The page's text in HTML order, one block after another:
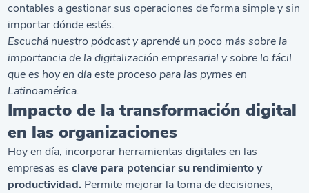
contables a gestionar sus operaciones de forma simple y sin
importar dónde estés.
Escuchá nuestropódcasty aprendé un poco más sobre la
importancia de la digitalización empresarial y sobre lo fácil
que es hoy en día este proceso para las pymes en
Latinoamérica.
Impacto de la transformación digital
en las organizaciones
Hoy en día, incorporar herramientas digitales en las
empresas esclave para potenciar su rendimiento y
productividad. Permite mejorar la toma de decisiones,